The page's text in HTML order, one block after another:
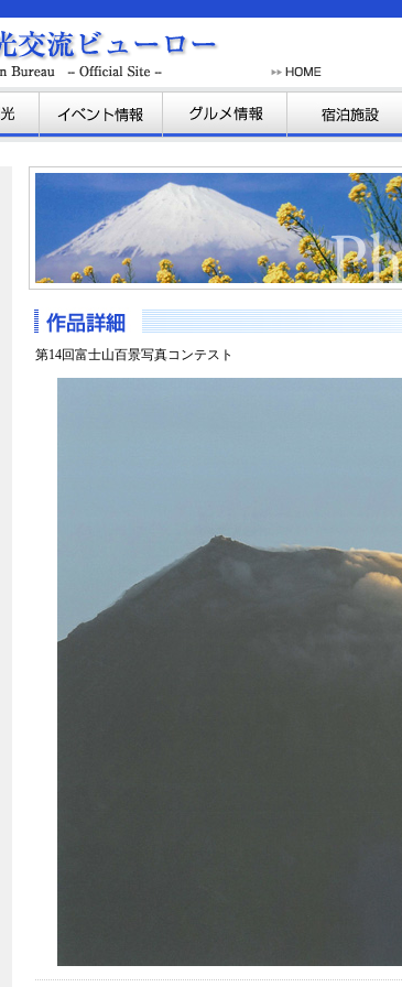
第14回富士山百景写真コンテスト